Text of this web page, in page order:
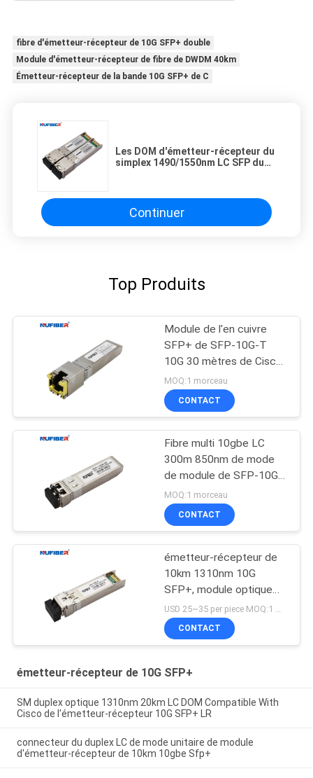
fibre d'émetteur-récepteur de 10G SFP+ double
Module d'émetteur-récepteur de fibre de DWDM 40km
Émetteur-récepteur de la bande 10G SFP+ de C
Les DOM d'émetteur-récepteur du
simplex 1490/1550nm LC SFP du
Continuer
Top Produits
Module de l'en cuivre
SFP+ de SFP-10G-T
10G 30 mètres de Cisco
compatible
MOQ:1 morceau
CONTACT
Fibre multi 10gbe LC
300m 850nm de mode
de module de SFP-10G-
SR Sfp+
MOQ:1 morceau
CONTACT
émetteur-récepteur de
10km 1310nm 10G
SFP+, module optique
d'émetteur-récepteur de
LC DDM
CONTACT
émetteur-récepteur de 10G SFP+
SM duplex optique 1310nm 20km LC DOM Compatible With
Cisco de l'émetteur-récepteur 10G SFP+ LR
connecteur du duplex LC de mode unitaire de module
d'émetteur-récepteur de 10km 10gbe Sfp+